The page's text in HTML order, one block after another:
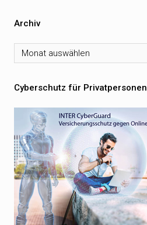
Archiv
Archiv
Cyberschutz für Privatpersonen